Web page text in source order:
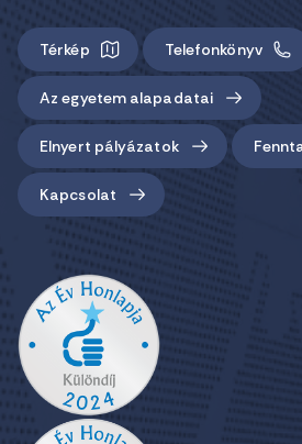
Térkép Telefonkönyv
Az egyetem alapadatai
Elnyert pályázatok
Kapcsolat